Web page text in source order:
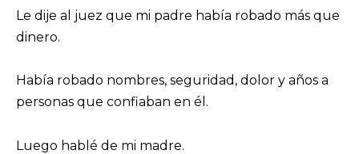
Le dije al juez que mi padre había robado más que
dinero.
Había robado nombres, seguridad, dolor y años a
personas que confiaban en él.
Luego hablé de mi madre.